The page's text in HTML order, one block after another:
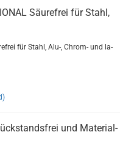
Säu­re­frei für Stahl,
für Stahl, Alu-, Chrom-​ und la­
und Ma­te­ri­al­